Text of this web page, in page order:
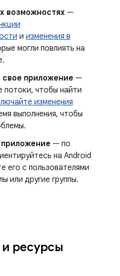
возможностях —
и изменения в
могли повлиять на
приложение —
потоки, чтобы найти
изменения
выполнения, чтобы
— по
на Android
его с пользователями
или другие группы.
ресурсы